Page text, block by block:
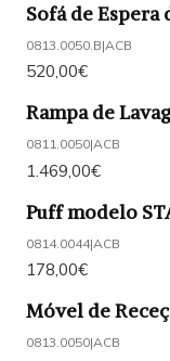
Sofá de
0813.0050.B|ACB
520,00€
Rampa de
0811.0050|ACB
1.469,00€
Puff modelo
0814.0044|ACB
178,00€
Móvel de
0813.0050|ACB